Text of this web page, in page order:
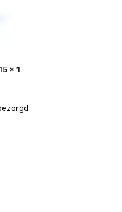
x 1